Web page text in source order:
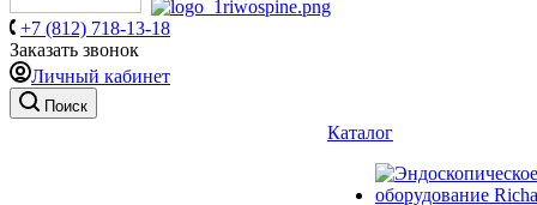
+7 (812) 718-13-18
Заказать звонок
Личный кабинет
Поиск
Каталог